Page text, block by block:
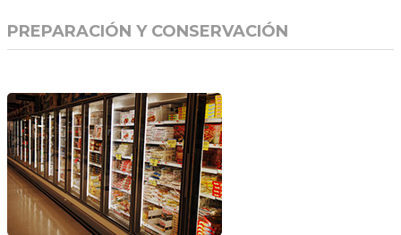
PREPARACIÓN Y CONSERVACIÓN